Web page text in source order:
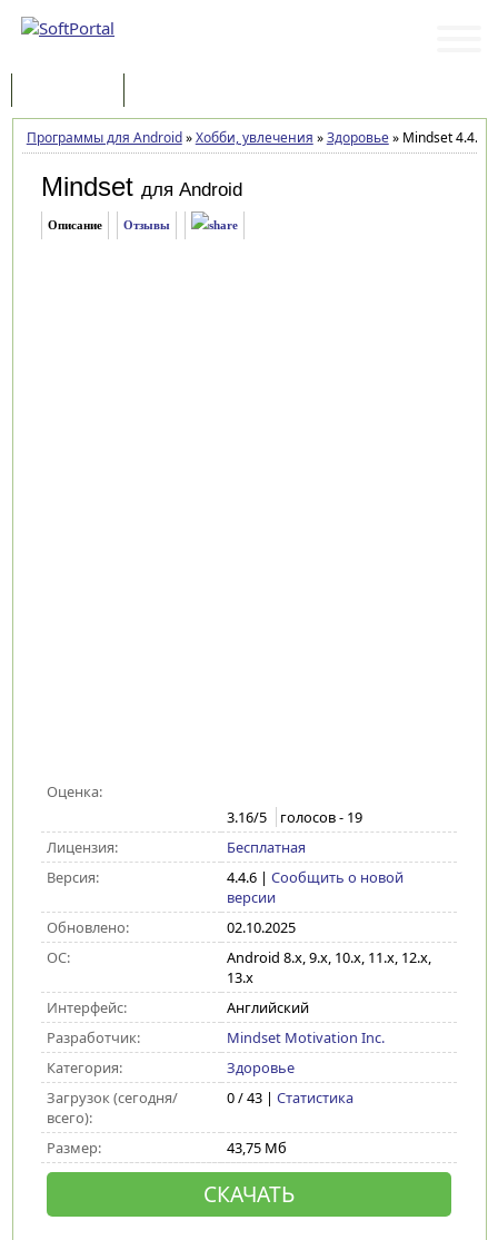
Программы для Android»Хобби, увлечения »Здоровье»Mindset 4.4.6
Mindset для Android
Описание Отзывы
Оценка:
3.16/5 голосов - 19
Лицензия:
Бесплатная
Версия:
4.4.6| Сообщить о новой
версии
Обновлено:
02.10.2025
ОС:
Android 8.x, 9.x, 10.x, 11.x, 12.x,
13.x
Интерфейс:
Английский
Разработчик:
Mindset Motivation Inc.
Категория:
Здоровье
Загрузок (сегодня/
всего):
0 / 43 | Статистика
Размер: 43,75 Мб
СКАЧАТЬ